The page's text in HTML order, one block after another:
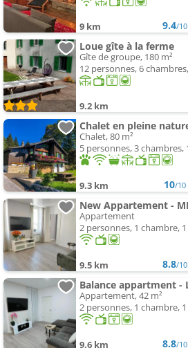
9 km 9.4/10
Loue gîte à la ferme
Gîte de groupe, 180 m²
12 personnes, 6
9.2 km
Chalet en pleine
Chalet, 80 m²
5 personnes, 3 chambres,
9.3 km 10/10
New Appartement -
Appartement
2 personnes, 1 chambre,
9.5 km 8.8/10
Balance appartment -
Appartement, 42 m²
2 personnes, 1 chambre,
9.6 km 8.8/10